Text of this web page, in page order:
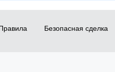
Безопасная сделка